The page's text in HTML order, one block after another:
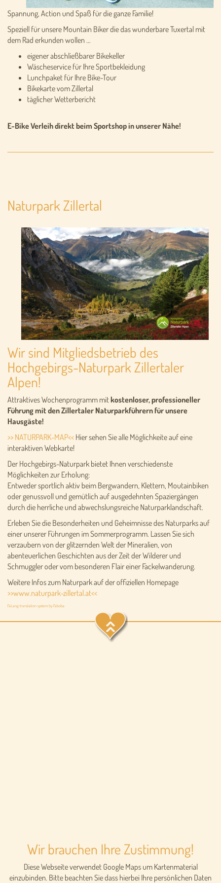
Spannung, Action und Spaß für die ganze Familie!
Speziell für unsere Mountain Biker die das wunderbare Tuxertal mit
dem Rad erkunden wollen …
eigener abschließbarer Bikekeller
Wäscheservice für Ihre Sportbekleidung
Lunchpaket für Ihre Bike-Tour
Bikekarte vom Zillertal
täglicher Wetterbericht
E-Bike Verleih direkt beim Sportshop in unserer Nähe!
Naturpark Zillertal
Wir sind Mitgliedsbetrieb des
Hochgebirgs-Naturpark Zillertaler
Alpen!
Attraktives Wochenprogramm mitkostenloser, professioneller
Führung mit den Zillertaler Naturparkführern für unsere
Hausgäste!
>> NATURPARK-MAP<< Hier sehen Sie alle Möglichkeite auf eine
interaktiven Webkarte!
Der Hochgebirgs-Naturpark bietet Ihnen verschiedenste
Möglichkeiten zur Erholung:
Entweder sportlich aktiv beim Bergwandern, Klettern, Moutainbiken
oder genussvoll und gemütlich auf ausgedehnten Spaziergängen
durch die herrliche und abwechslungsreiche Naturparklandschaft.
Erleben Sie die Besonderheiten und Geheimnisse des Naturparks auf
einer unserer Führungen im Sommerprogramm. Lassen Sie sich
verzaubern von der glitzernden Welt der Mineralien, von
abenteuerlichen Geschichten aus der Zeit der Wilderer und
Schmuggler oder vom besonderen Flair einer Fackelwanderung.
Weitere Infos zum Naturpark auf der offiziellen Homepage
>>www.naturpark-zillertal.at<<
FaLang translation system by Faboba
Wir brauchen Ihre Zustimmung!
Diese Webseite verwendet Google Maps um Kartenmaterial
einzubinden. Bitte beachten Sie dass hierbei Ihre persönlichen Daten